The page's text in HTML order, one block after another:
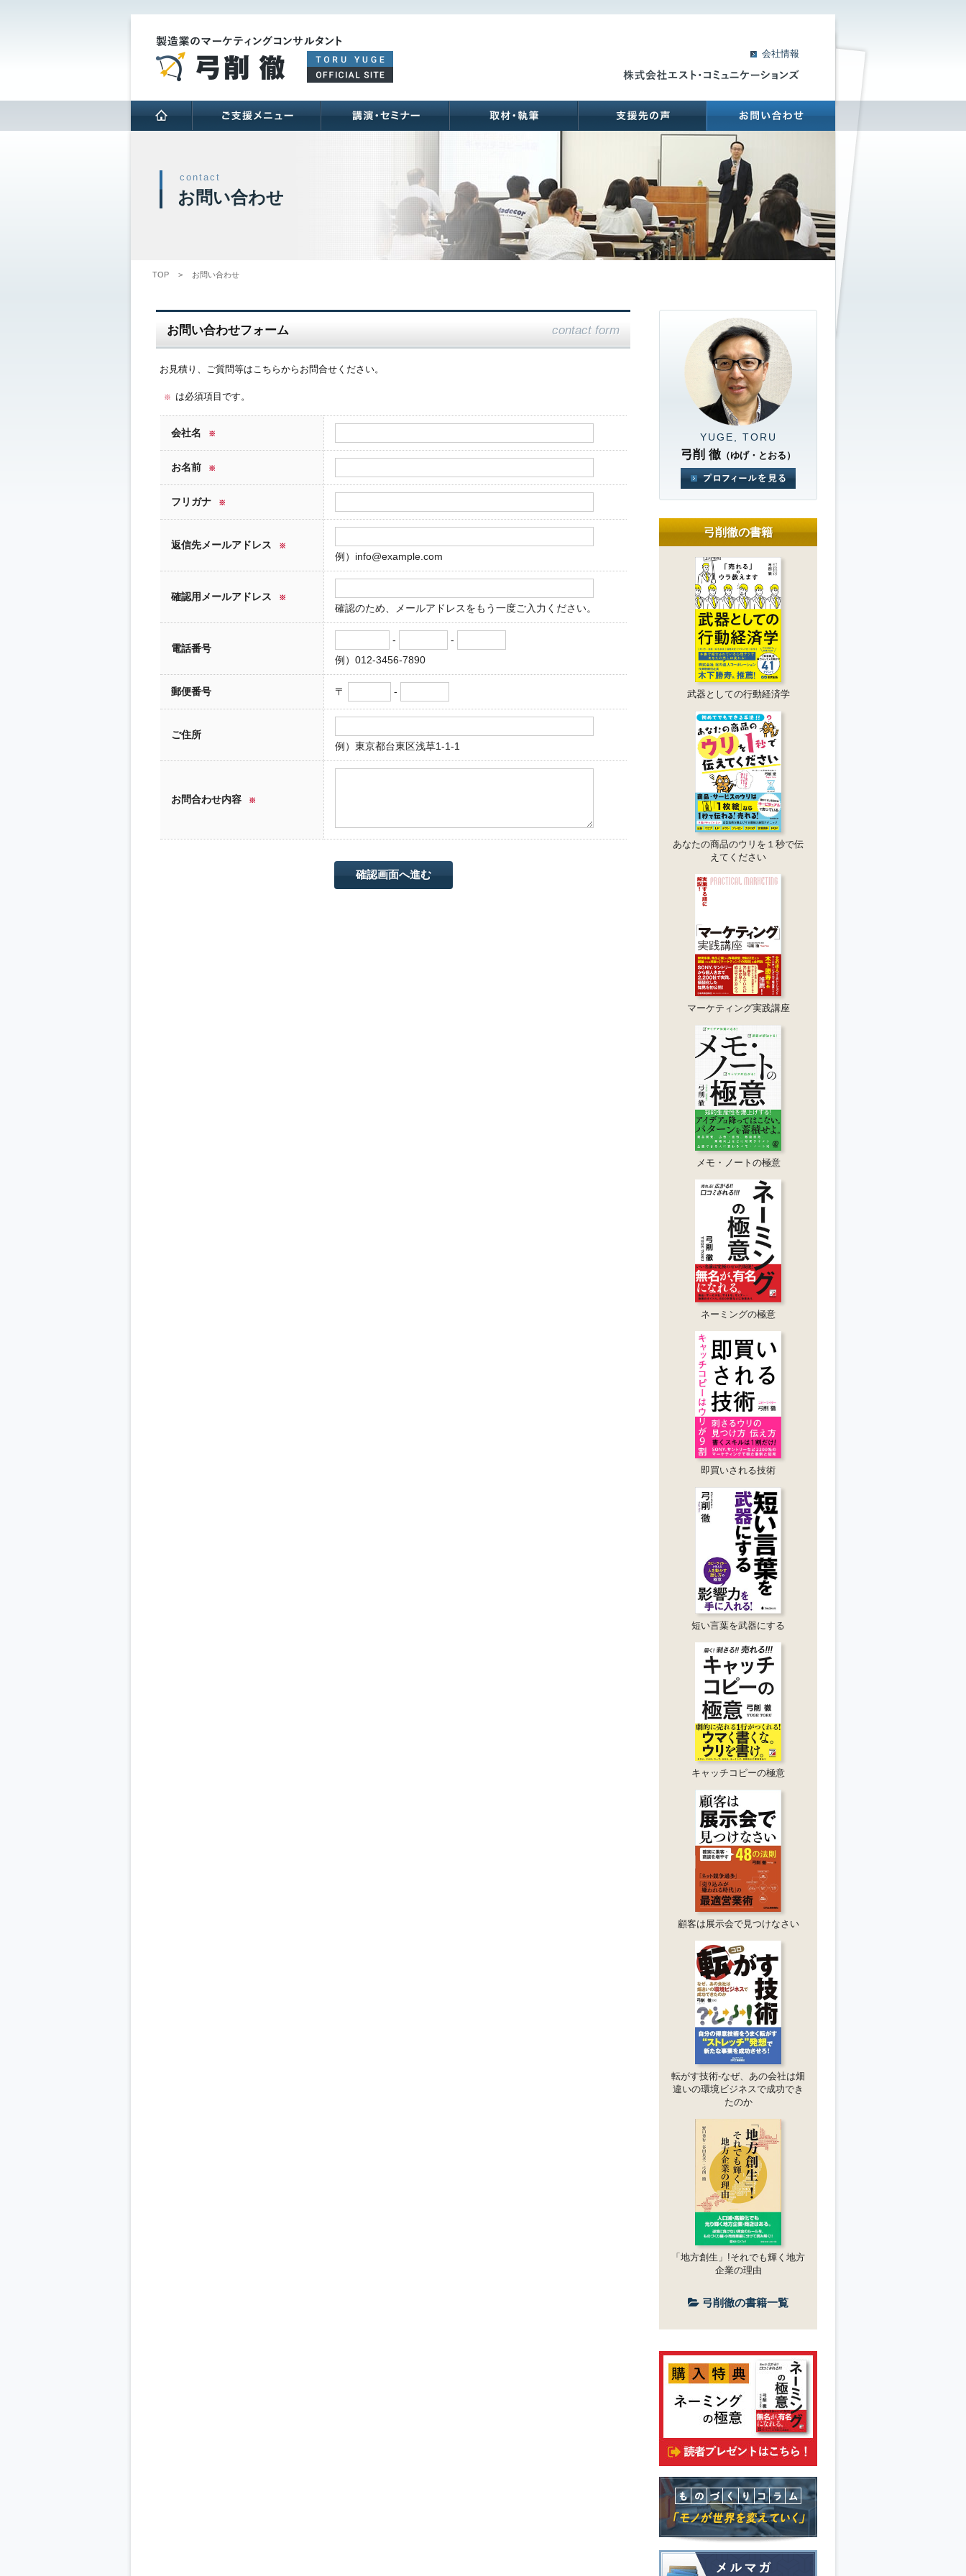
会社情報
HOME ご支援メニュー 講演･セミナー 取材･執筆 支援先の声
contact
お問い合わせ
TOP > お問い合わせ
お問い合わせフォーム contact form
お見積り、ご質問等はこちらからお問合せください。
※ は必須項目です。
会社名 ※
お名前 ※
フリガナ ※
返信先メールアドレス ※
例）info@example.com
確認用メールアドレス ※
確認のため、メールアドレスをもう一度ご入力ください。
電話番号
-
-
例）012-3456-7890
郵便番号 〒 -
ご住所
例）東京都台東区浅草1-1-1
お問合わせ内容 ※
YUGE, TORU
弓削 徹 （ゆげ・とおる）
弓削徹の書籍
武器としての行動経済学
あなたの商品のウリを１秒で伝
えてください
マーケティング実践講座
メモ・ノートの極意
ネーミングの極意
即買いされる技術
短い言葉を武器にする
キャッチコピーの極意
顧客は展示会で見つけなさい
転がす技術-なぜ、あの会社は畑
違いの環境ビジネスで成功でき
たのか
「地方創生」!それでも輝く地方
企業の理由
弓削徹の書籍一覧